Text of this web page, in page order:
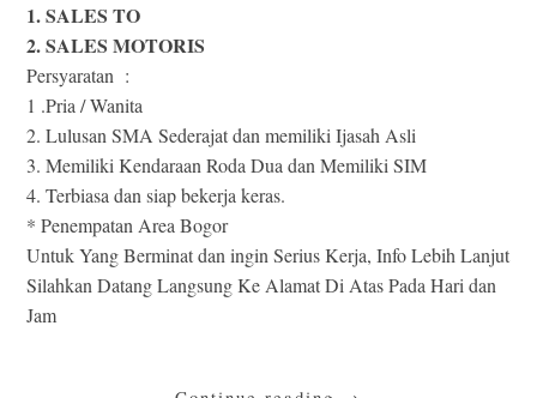
1. SALES TO
2. SALES MOTORIS
Persyaratan :
1 .Pria / Wanita
2. Lulusan SMA Sederajat dan memiliki Ijasah Asli
3. Memiliki Kendaraan Roda Dua dan Memiliki SIM
4. Terbiasa dan siap bekerja keras.
* Penempatan Area Bogor
Untuk Yang Berminat dan ingin Serius Kerja, Info Lebih Lanjut
Silahkan Datang Langsung Ke Alamat Di Atas Pada Hari dan
Jam